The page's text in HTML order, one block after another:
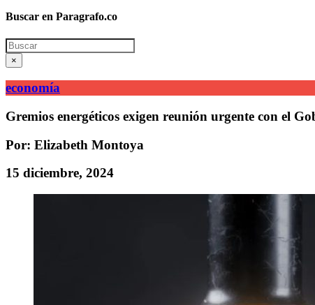
Buscar en Paragrafo.co
Search
×
economía
Gremios energéticos exigen reunión urgente con el
Por: Elizabeth Montoya
15 diciembre, 2024